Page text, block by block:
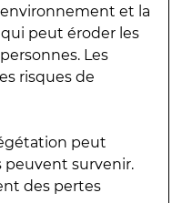
et la
peut éroder les
Les
risques de
peut
peuvent survenir.
des pertes